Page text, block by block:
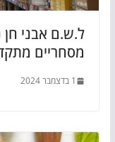
ל.ש.ם אבני חן
מסחריים
1 בדצמבר 2024